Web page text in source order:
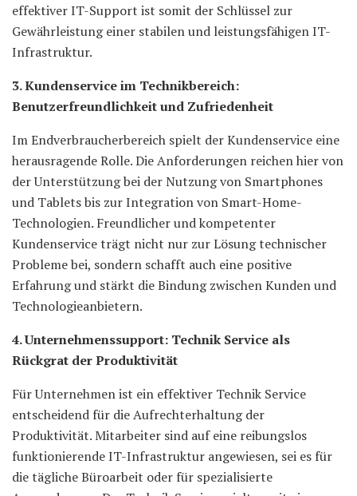
effektiver IT-Support ist somit der Schlüssel zur
Gewährleistung einer stabilen und leistungsfähigen IT-
Infrastruktur.
3. Kundenservice im Technikbereich:
Benutzerfreundlichkeit und Zufriedenheit
Im Endverbraucherbereich spielt der Kundenservice eine
herausragende Rolle. Die Anforderungen reichen hier von
der Unterstützung bei der Nutzung von Smartphones
und Tablets bis zur Integration von Smart-Home-
Technologien. Freundlicher und kompetenter
Kundenservice trägt nicht nur zur Lösung technischer
Probleme bei, sondern schafft auch eine positive
Erfahrung und stärkt die Bindung zwischen Kunden und
Technologieanbietern.
4. Unternehmenssupport: Technik Service als
Rückgrat der Produktivität
Für Unternehmen ist ein effektiver Technik Service
entscheidend für die Aufrechterhaltung der
Produktivität. Mitarbeiter sind auf eine reibungslos
funktionierende IT-Infrastruktur angewiesen, sei es für
die tägliche Büroarbeit oder für spezialisierte